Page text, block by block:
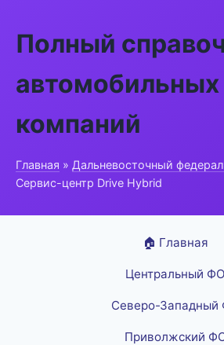
Полный
автомобильных
компаний
Главная » Дальневосточный
Сервис-центр Drive Hybrid
🏠 Главная
Центральный ФО
Северо-Западный
Приволжский